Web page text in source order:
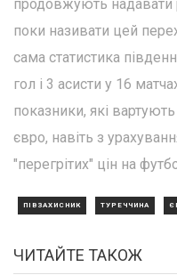
продовжують надавати
поки називати цей
сама статистика
гол і 3 асисти у 16
показники, які
євро, навіть з
"перегрітих" цін на
ПІВЗАХИСНИК ТУРЕЧЧИНА
ЧИТАЙТЕ ТАКОЖ